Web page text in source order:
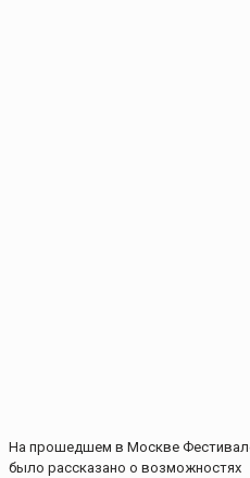
На прошедшем в Москве
было рассказано о возможностях